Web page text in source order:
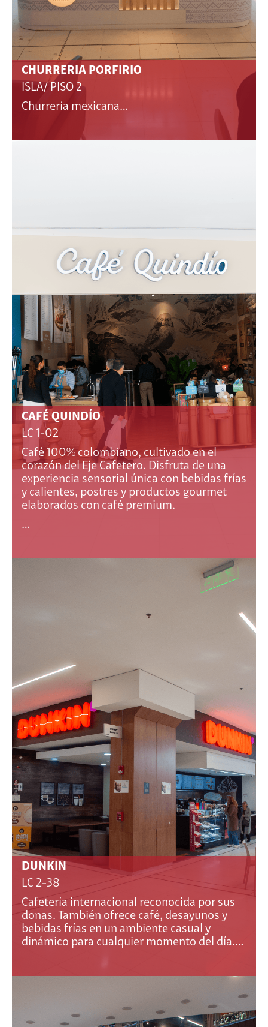
CHURRERIA PORFIRIO
ISLA/ PISO 2
Churrería mexicana…
CAFÉ QUINDÍO
LC 1-02
Café 100% colombiano, cultivado en el
corazón del Eje Cafetero. Disfruta de una
experiencia sensorial única con bebidas frías
y calientes, postres y productos gourmet
elaborados con café premium.
…
DUNKIN
LC 2-38
Cafetería internacional reconocida por sus
donas. También ofrece café, desayunos y
bebidas frías en un ambiente casual y
dinámico para cualquier momento del día.…